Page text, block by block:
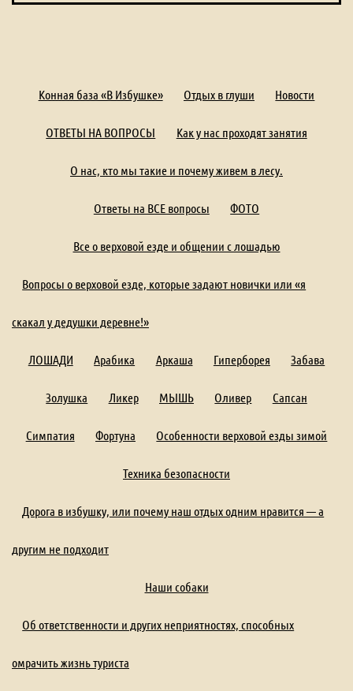
Конная база «В Избушке» Отдых в глуши Новости
ОТВЕТЫ НА ВОПРОСЫ Как у нас проходят занятия
О нас, кто мы такие и почему живем в лесу.
Ответы на ВСЕ вопросы ФОТО
Все о верховой езде и общении с лошадью
Вопросы о верховой езде, которые задают новички или «я
скакал у дедушки деревне!»
ЛОШАДИ Арабика Аркаша Гиперборея Забава
Золушка Ликер МЫШЬ Оливер Сапсан
Симпатия Фортуна Особенности верховой езды зимой
Техника безопасности
Дорога в избушку, или почему наш отдых одним нравится — а
другим не подходит
Наши собаки
Об ответственности и других неприятностях, способных
омрачить жизнь туриста